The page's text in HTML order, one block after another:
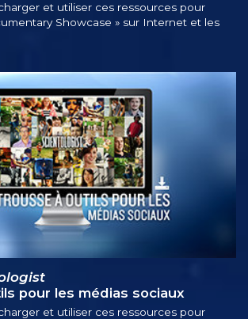
et utiliser ces ressources pour
Showcase » sur Internet et les
pour les médias sociaux
et utiliser ces ressources pour